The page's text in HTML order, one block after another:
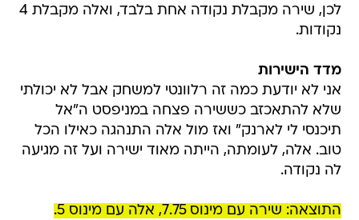
לכן, שירה מקבלת נקודה אחת בלבד, ואלה מקבלת 4
נקודות.
מדד הישירות
אני לא יודעת כמה זה רלוונטי למשחק אבל לא יכולתי
שלא להתאכזב כששירה פצחה במניפסט ה"אל
תיכנסי לי לארנק" ואז מול אלה התנהגה כאילו הכל
טוב. אלה, לעומתה, הייתה מאוד ישירה ועל זה מגיעה
לה נקודה.
התוצאה: שירה עם מינוס 7.75, אלה עם מינוס 5.